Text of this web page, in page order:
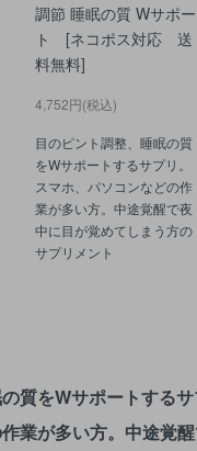
質をWサポートする
業が多い方。中途覚
調節 睡眠の質 Wサポー
ト [ネコポス対応 送
料無料]
4,752円(税込)
目のピント調整、睡眠の質
をWサポートするサプリ。
スマホ、パソコンなどの作
業が多い方。中途覚醒で夜
中に目が覚めてしまう方の
サプリメント